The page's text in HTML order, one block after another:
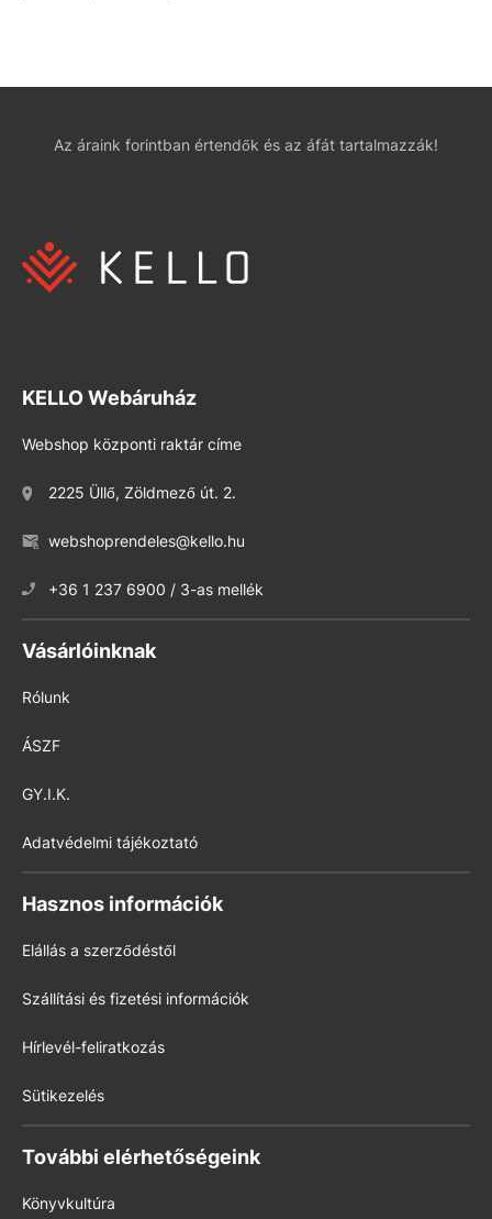
Az áraink forintban értendők és az áfát tartalmazzák!
KELLO Webáruház
Webshop központi raktár címe
2225 Üllő, Zöldmező út. 2.
webshoprendeles@kello.hu
+36 1 237 6900 / 3-as mellék
Vásárlóinknak
Rólunk
ÁSZF
GY.I.K.
Adatvédelmi tájékoztató
Hasznos információk
Elállás a szerződéstől
Szállítási és fizetési információk
Hírlevél-feliratkozás
Sütikezelés
További elérhetőségeink
Könyvkultúra